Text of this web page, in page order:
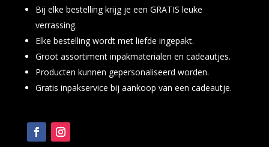
Bij elke bestelling krijg je een GRATIS leuke
verrassing.
Elke bestelling wordt met liefde ingepakt.
Groot assortiment inpakmaterialen en cadeautjes.
Producten kunnen gepersonaliseerd worden.
Gratis inpakservice bij aankoop van een cadeautje.